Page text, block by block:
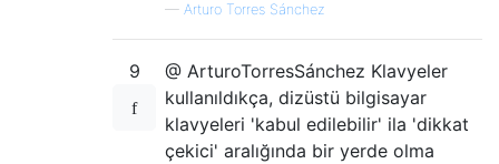
— Arturo Torres Sánchez
9
@ ArturoTorresSánchez Klavyeler
kullanıldıkça, dizüstü bilgisayar
klavyeleri 'kabul edilebilir' ila 'dikkat
çekici' aralığında bir yerde olma